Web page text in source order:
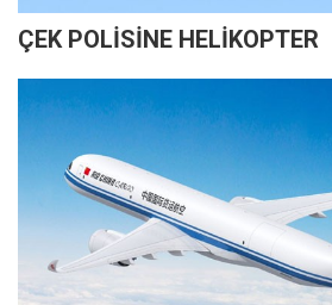
ÇEK POLİSİNE HELİKOPTER